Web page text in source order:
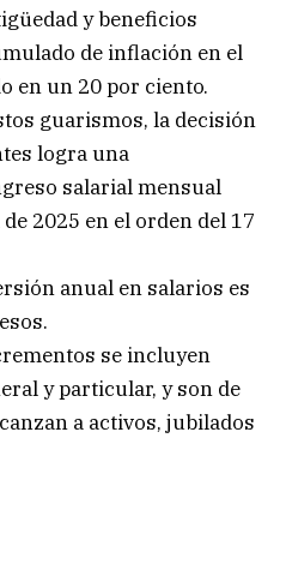
y beneficios
de inflación en el
en un 20 por ciento.
guarismos, la decisión
logra una
salarial mensual
2025 en el orden del 17
anual en salarios es
se incluyen
y particular, y son de
a activos, jubilados